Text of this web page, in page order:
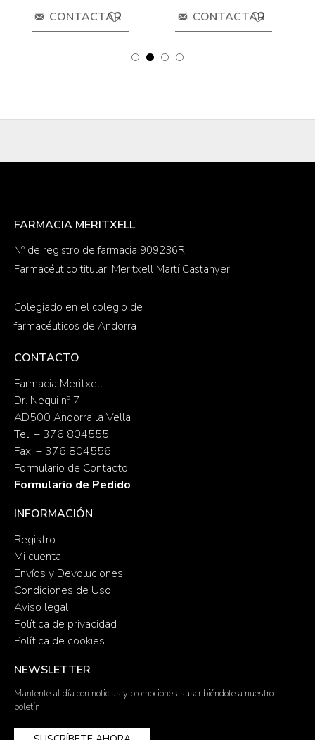
CONTACTAR CONTACTAR
FARMACIA MERITXELL
Nº de registro de farmacia 909236R
Farmacéutico titular: Meritxell Martí Castanyer
Colegiado en el colegio de
farmacéuticos de Andorra
CONTACTO
Farmacia Meritxell
Dr. Nequi nº 7
AD500 Andorra la Vella
Tel: + 376 804555
Fax: + 376 804556
Formulario de Contacto
Formulario de Pedido
INFORMACIÓN
Registro
Mi cuenta
Envíos y Devoluciones
Condiciones de Uso
Aviso legal
Política de privacidad
Política de cookies
NEWSLETTER
Mantente al día con noticias y promociones suscribiéndote a nuestro
boletín